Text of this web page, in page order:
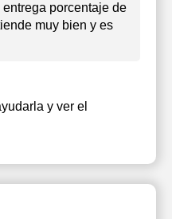
porcentaje de
muy bien y es
y ver el